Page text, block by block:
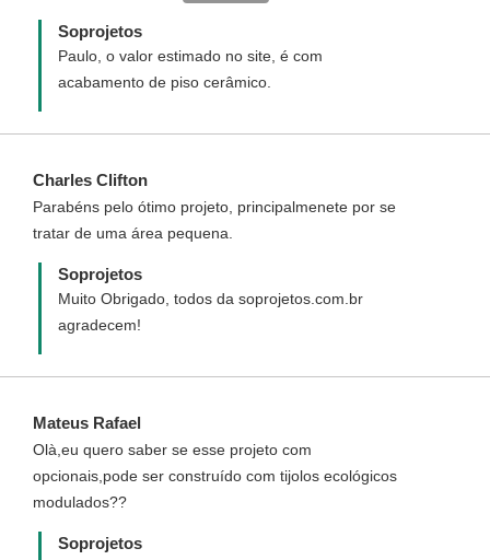
ASOALHO. OBRIGADO
Soprojetos
Paulo, o valor estimado no site, é com
acabamento de piso cerâmico.
Charles Clifton
Parabéns pelo ótimo projeto, principalmenete por se
tratar de uma área pequena.
Soprojetos
Muito Obrigado, todos da soprojetos.com.br
agradecem!
Mateus Rafael
Olà,eu quero saber se esse projeto com
opcionais,pode ser construído com tijolos ecológicos
modulados??
Soprojetos